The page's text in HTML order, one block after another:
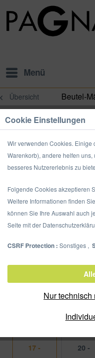
Menü
Übersicht Beutel-
Kulturtasche
Artikel-Nr.:
Verpackungseinheit:
17 -
20 -
Cookie Einstellungen
Wir verwenden Cookies. Einige
Warenkorb), andere helfen
besseres Nutzererlebnis zu
Folgende Cookies akzeptieren
Weitere Informationen finden
können Sie Ihre Auswahl auch
Seite mit der
CSRF Protection : Sonstiges ,
Nur